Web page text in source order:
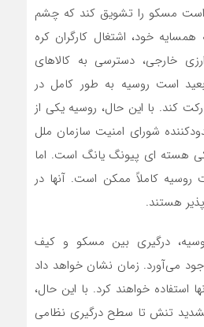
مسکو را تشویق کند که چشم
خود، اشتغال کارگران کره
خارجی، دسترسی به کالاهای
است روسیه به طور کامل در
کند. با این حال، روسیه یکی از
شورای امنیت سازمان ملل
هسته ای پیونگ یانگ است. اما
روسیه کاملاً ممکن است. آنها در
هستند.
درگیری بین مسکو و کیف
می‌آورد. زمان نشان خواهد داد
استفاده خواهند کرد. با این حال،
تشدید تنش تا سطح درگیری نظامی